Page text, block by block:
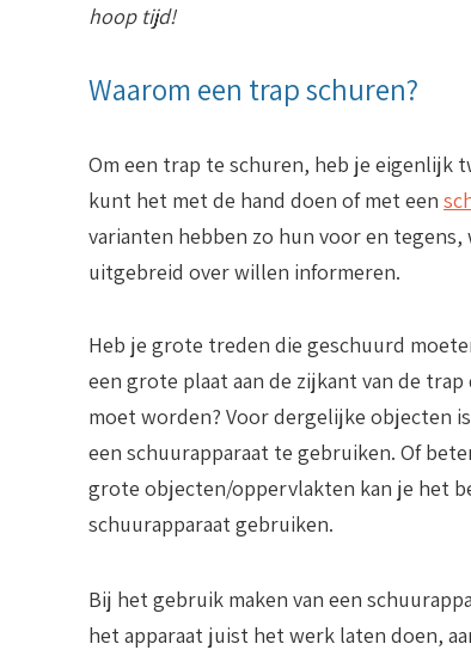
hoop tijd!
Waarom een trap schuren?
Om een trap te schuren, heb je eigenlijk
kunt het met de hand doen of met een
varianten hebben zo hun voor en tegens,
uitgebreid over willen informeren.
Heb je grote treden die geschuurd
een grote plaat aan de zijkant van de
moet worden? Voor dergelijke objecten
een schuurapparaat te gebruiken. Of
grote objecten/oppervlakten kan je het
schuurapparaat gebruiken.
Bij het gebruik maken van een
het apparaat juist het werk laten doen,